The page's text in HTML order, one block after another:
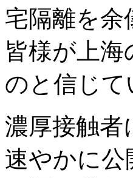
宅隔離を
皆様が上
のと信じて
濃厚接触者
速やかに